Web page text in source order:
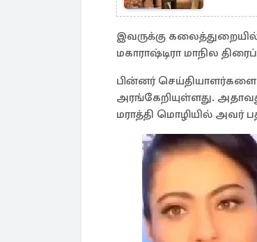
இவருக்கு
மகாராஷ்டிரா மாநில
பின்னர் செய்தியாளர்களை
அரங்கேறியுள்ளது.
மராத்தி மொழியில் அவர்